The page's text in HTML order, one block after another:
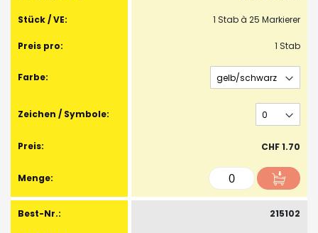
1 Stab à 25 Markierer
1 Stab
CHF 1.70
215102